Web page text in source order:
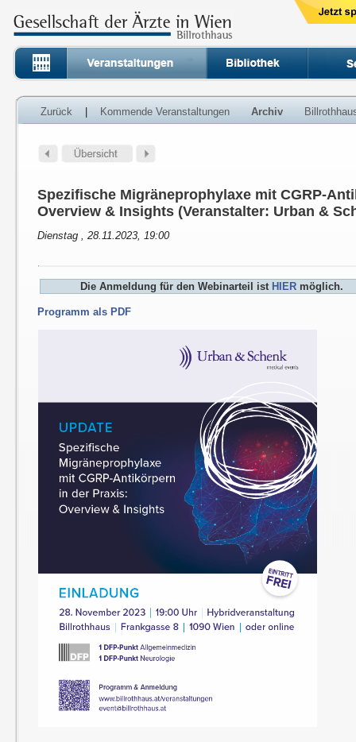
Zurück Kommende Veranstaltungen Archiv
Spezifische Migräneprophylaxe mit CGRP-
Overview & Insights (Veranstalter: Urban &
Dienstag , 28.11.2023, 19:00
Die Anmeldung für den Webinarteil ist HIER möglich.
Programm als PDF